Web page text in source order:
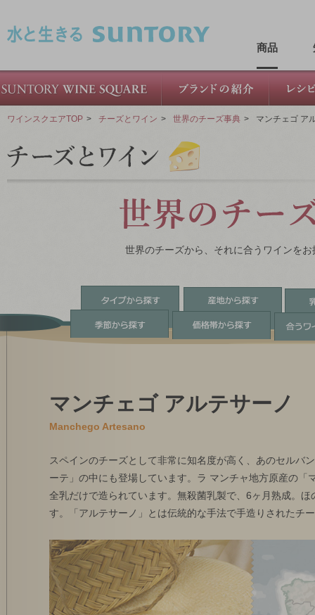
商品
ワインスクエアTOP > チーズとワイン > 世界のチーズ事典 > マンチェゴ ア
世界のチーズから、それに合うワインを
マンチェゴ アルテサーノ
Manchego Artesano
スペインのチーズとして非常に知名度が高く、あのセルバ
ーテ」の中にも登場しています。ラ マンチャ地方原産の「
全乳だけで造られています。無殺菌乳製で、6ヶ月熟成。
す。「アルテサーノ」とは伝統的な手法で手造りされたチ